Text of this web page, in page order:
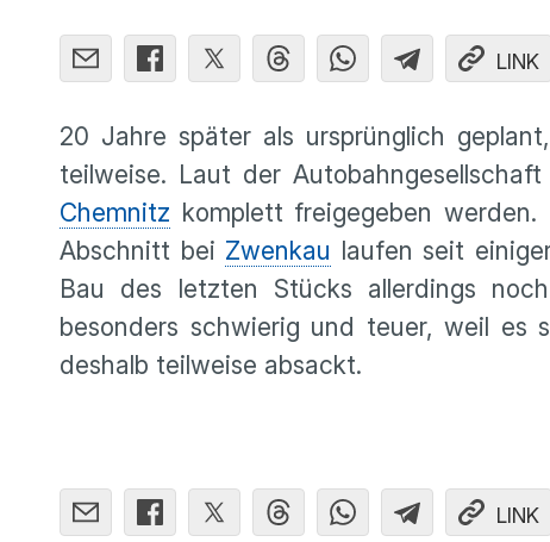
LINK
20 Jahre später als ursprünglich
teilweise. Laut der
Chemnitz komplett freigegeben
Abschnitt bei Zwenkau laufen seit
Bau des letzten Stücks allerdings
besonders schwierig und teuer, weil es
deshalb teilweise absackt.
LINK